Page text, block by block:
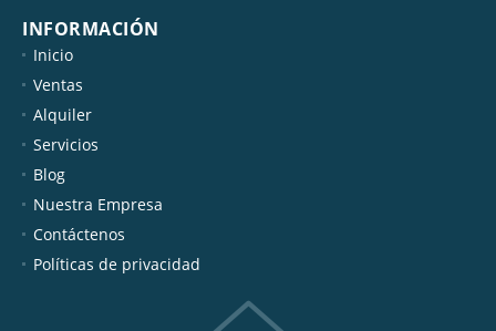
INFORMACIÓN
Inicio
Ventas
Alquiler
Servicios
Blog
Nuestra Empresa
Contáctenos
Políticas de privacidad